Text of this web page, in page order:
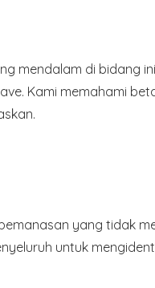
mendalam di bidang
Kami memahami
yang tidak
untuk